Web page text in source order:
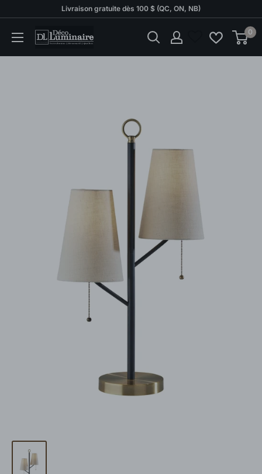
contenu
Livraison gratuite dès 100 $ (QC, ON, NB)
Déco
Luminaire
0